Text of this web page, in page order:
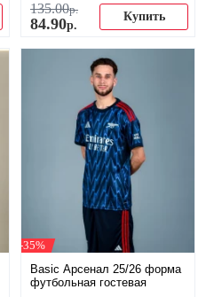
135.00р.
84.90р.
Купить
-35%
Basic Арсенал 25/26 форма
футбольная гостевая